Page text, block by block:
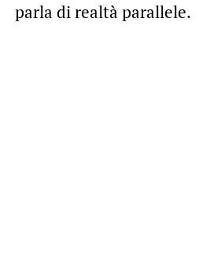
parla di realtà parallele.